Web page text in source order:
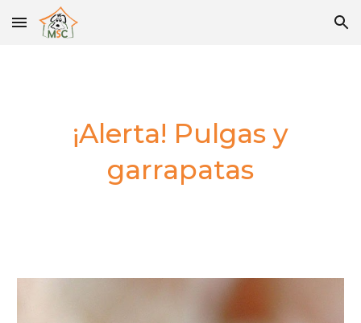
Skip to main content Skip to navigation
¡Alerta! Pulgas y
garrapatas